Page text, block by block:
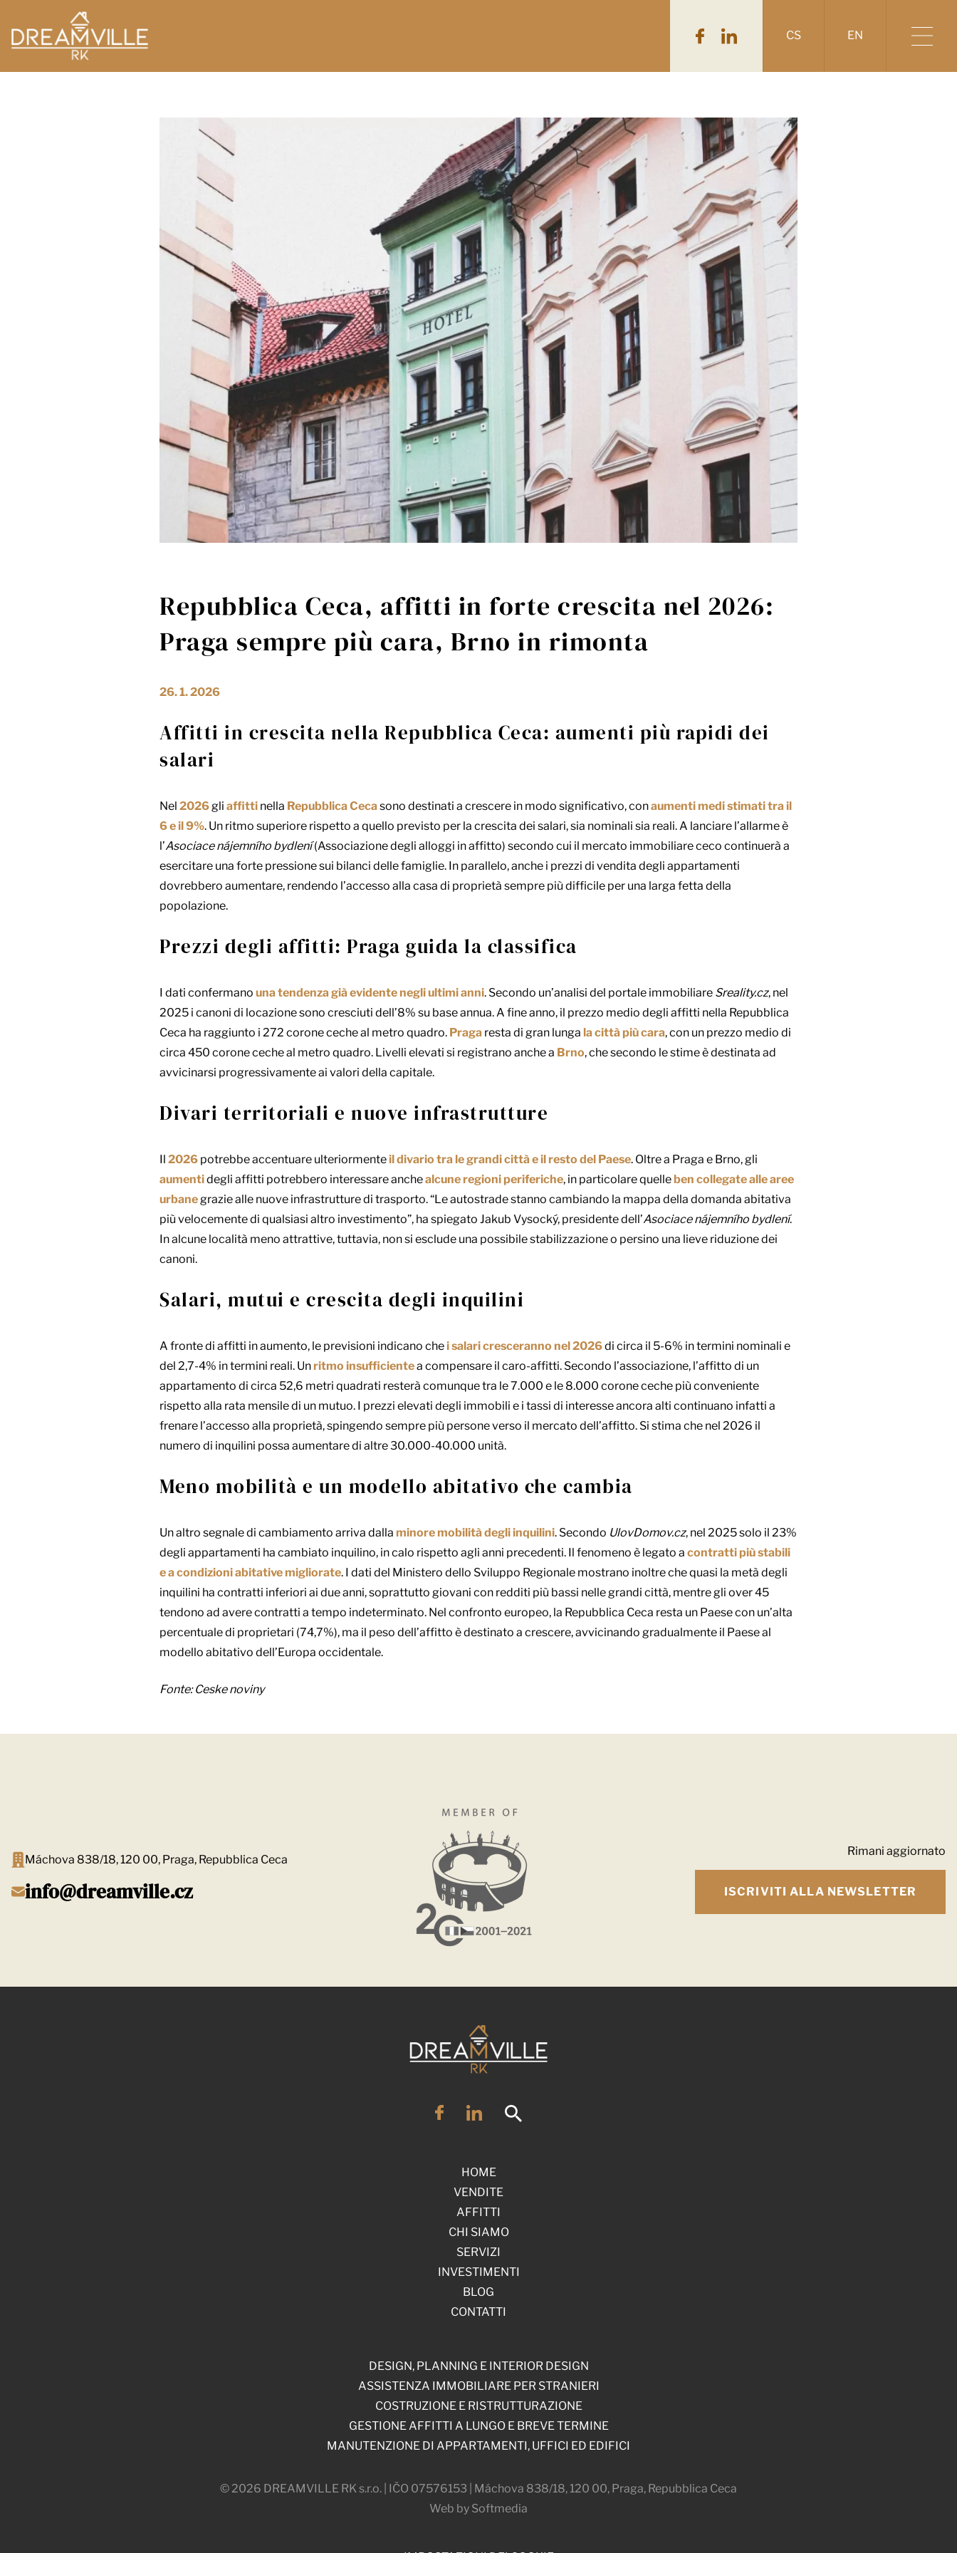
CS EN
Repubblica Ceca, affitti in forte crescita nel 2026:
Praga sempre più cara, Brno in rimonta
26. 1. 2026
Affitti in crescita nella Repubblica Ceca: aumenti più rapidi dei
salari
Nel 2026gli affitti nella Repubblica Ceca sono destinati a crescere in modo significativo, conaumenti medi stimati tra il
6 e il 9%. Un ritmo superiore rispetto a quello previsto per la crescita dei salari, sia nominali sia reali. A lanciare l’allarme è
l’Asociace nájemního bydlení(Associazione degli alloggi in affitto) secondo cui il mercato immobiliare ceco continuerà a
esercitare una forte pressione sui bilanci delle famiglie. In parallelo, anche i prezzi di vendita degli appartamenti
dovrebbero aumentare, rendendo l’accesso alla casa di proprietà sempre più difficile per una larga fetta della
popolazione.
Prezzi degli affitti: Praga guida la classifica
I dati confermano una tendenza già evidente negli ultimi anni. Secondo un’analisi del portale immobiliare Sreality.cz, nel
2025 i canoni di locazione sono cresciuti dell’8% su base annua. A fine anno, il prezzo medio degli affitti nella Repubblica
Ceca ha raggiunto i 272 corone ceche al metro quadro. Praga resta di gran lunga la città più cara, con un prezzo medio di
circa 450 corone ceche al metro quadro. Livelli elevati si registrano anche a Brno, che secondo le stime è destinata ad
avvicinarsi progressivamente ai valori della capitale.
Divari territoriali e nuove infrastrutture
Il 2026 potrebbe accentuare ulteriormente il divario tra le grandi città e il resto del Paese. Oltre a Praga e Brno, gli
aumentidegli affitti potrebbero interessare anchealcune regioni periferiche, in particolare quelle ben collegate alle aree
urbanegrazie alle nuove infrastrutture di trasporto. “Le autostrade stanno cambiando la mappa della domanda abitativa
più velocemente di qualsiasi altro investimento”, ha spiegato Jakub Vysocký, presidente dell’Asociace nájemního bydlení.
In alcune località meno attrattive, tuttavia, non si esclude una possibile stabilizzazione o persino una lieve riduzione dei
canoni.
Salari, mutui e crescita degli inquilini
A fronte di affitti in aumento, le previsioni indicano che i salari cresceranno nel 2026di circa il 5-6% in termini nominali e
del 2,7-4% in termini reali. Un ritmo insufficientea compensare il caro-affitti. Secondo l’associazione, l’affitto di un
appartamento di circa 52,6 metri quadrati resterà comunque tra le 7.000 e le 8.000 corone ceche più conveniente
rispetto alla rata mensile di un mutuo. I prezzi elevati degli immobili e i tassi di interesse ancora alti continuano infatti a
frenare l’accesso alla proprietà, spingendo sempre più persone verso il mercato dell’affitto. Si stima che nel 2026 il
numero di inquilini possa aumentare di altre 30.000-40.000 unità.
Meno mobilità e un modello abitativo che cambia
Un altro segnale di cambiamento arriva dalla minore mobilità degli inquilini. Secondo UlovDomov.cz, nel 2025 solo il 23%
degli appartamenti ha cambiato inquilino, in calo rispetto agli anni precedenti. Il fenomeno è legato a contratti più stabili
e a condizioni abitative migliorate. I dati del Ministero dello Sviluppo Regionale mostrano inoltre che quasi la metà degli
inquilini ha contratti inferiori ai due anni, soprattutto giovani con redditi più bassi nelle grandi città, mentre gli over 45
tendono ad avere contratti a tempo indeterminato. Nel confronto europeo, la Repubblica Ceca resta un Paese con un’alta
percentuale di proprietari (74,7%), ma il peso dell’affitto è destinato a crescere, avvicinando gradualmente il Paese al
modello abitativo dell’Europa occidentale.
Fonte:Ceske noviny
Máchova 838/18, 120 00, Praga, Repubblica Ceca
info@dreamville.cz
Rimani aggiornato
ISCRIVITI ALLA NEWSLETTER
HOME
VENDITE
AFFITTI
CHI SIAMO
SERVIZI
INVESTIMENTI
BLOG
CONTATTI
© 2026 DREAMVILLE RK s.r.o. | IČO 07576153 | Máchova 838/18, 120 00, Praga, Repubblica Ceca
Web by Softmedia
DESIGN, PLANNING E INTERIOR DESIGN
ASSISTENZA IMMOBILIARE PER STRANIERI
COSTRUZIONE E RISTRUTTURAZIONE
GESTIONE AFFITTI A LUNGO E BREVE TERMINE
MANUTENZIONE DI APPARTAMENTI, UFFICI ED EDIFICI